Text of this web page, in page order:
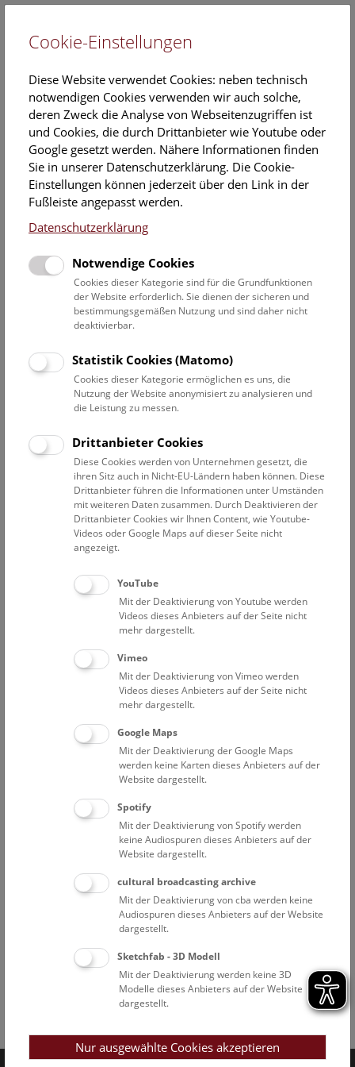
EN
Veranstaltungskalender
Informationen zu Gruppen,- Kindergarten- und
Schulprogrammen finden Siehier
Datumsfilter
14.12.2019
Datum auswählen
Erweiterte Suche
Filter zurücksetzen
14. Dezember 2019
Bisher keine Ergebnisse. Dienstags ist das NHM Wien
in der Regel geschlossen. Ausnahmen finden sie
Eine Nacht im Museum
Cookie-Einstellungen
Diese Website verwendet Cookies: neben technisch
notwendigen Cookies verwenden wir auch solche,
deren Zweck die Analyse von Webseitenzugriffen ist
und Cookies, die durch Drittanbieter wie Youtube oder
Google gesetzt werden. Nähere Informationen finden
Sie in unserer Datenschutzerklärung. Die Cookie-
Einstellungen können jederzeit über den Link in der
Fußleiste angepasst werden.
Datenschutzerklärung
Notwendige Cookies
Cookies dieser Kategorie sind für die Grundfunktionen
der Website erforderlich. Sie dienen der sicheren und
bestimmungsgemäßen Nutzung und sind daher nicht
deaktivierbar.
Statistik Cookies (Matomo)
Cookies dieser Kategorie ermöglichen es uns, die
Nutzung der Website anonymisiert zu analysieren und
die Leistung zu messen.
Drittanbieter Cookies
Diese Cookies werden von Unternehmen gesetzt, die
ihren Sitz auch in Nicht-EU-Ländern haben können. Diese
Drittanbieter führen die Informationen unter Umständen
mit weiteren Daten zusammen. Durch Deaktivieren der
Drittanbieter Cookies wir Ihnen Content, wie Youtube-
Videos oder Google Maps auf dieser Seite nicht
angezeigt.
YouTube
Mit der Deaktivierung von Youtube werden
Videos dieses Anbieters auf der Seite nicht
mehr dargestellt.
Vimeo
Mit der Deaktivierung von Vimeo werden
Videos dieses Anbieters auf der Seite nicht
mehr dargestellt.
Google Maps
Mit der Deaktivierung der Google Maps
werden keine Karten dieses Anbieters auf der
Website dargestellt.
Spotify
Mit der Deaktivierung von Spotify werden
keine Audiospuren dieses Anbieters auf der
Website dargestellt.
cultural broadcasting archive
Mit der Deaktivierung von cba werden keine
Audiospuren dieses Anbieters auf der Website
dargestellt.
Sketchfab - 3D Modell
Mit der Deaktivierung werden keine 3D
Modelle dieses Anbieters auf der Website
dargestellt.
Nur ausgewählte Cookies akzeptieren